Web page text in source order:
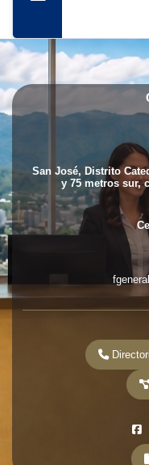
San José, Distrito
y 75 metros sur,
fa-